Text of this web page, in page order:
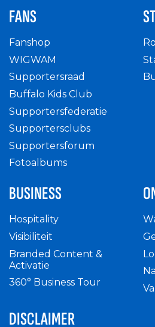
FANS
Fanshop
WIGWAM
Supportersraad
Buffalo Kids Club
Supportersfederatie
Supportersclubs
Supportersforum
Fotoalbums
BUSINESS
Hospitality
Visibiliteit
Branded Content &
Activatie
360° Business Tour
DISCLAIMER